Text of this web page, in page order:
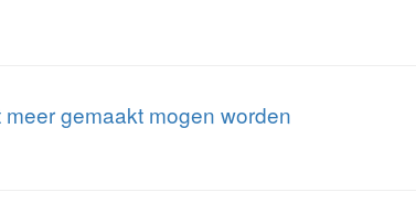
gemaakt mogen worden